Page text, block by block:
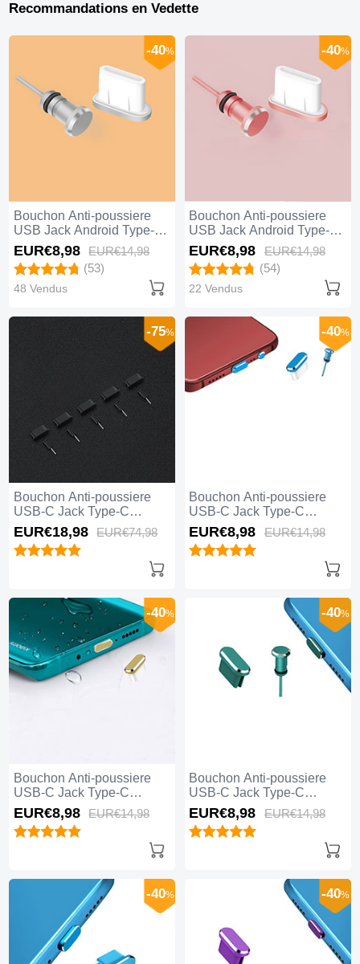
Recommandations en Vedette
Bouchon Anti-poussiere
USB Jack Android Type-C
Universel Argent
-40%
EUR€8,98 EUR€14,98
(53)
48 Vendus
Bouchon Anti-poussiere
USB Jack Android Type-C
Universel Or Rose
-40%
EUR€8,98 EUR€14,98
(54)
22 Vendus
Bouchon Anti-poussiere
USB-C Jack Type-C
Universel 5PCS H02 Noir
-75%
EUR€18,98 EUR€74,98
Bouchon Anti-poussiere
USB-C Jack Type-C
Universel H17 Bleu
-40%
EUR€8,98 EUR€14,98
Bouchon Anti-poussiere
USB-C Jack Type-C
Universel H16 Or
-40%
EUR€8,98 EUR€14,98
Bouchon Anti-poussiere
USB-C Jack Type-C
Universel H15 Vert
-40%
EUR€8,98 EUR€14,98
-40% -40%